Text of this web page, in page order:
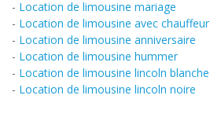
- Location de limousine mariage
- Location de limousine avec chauffeur
- Location de limousine anniversaire
- Location de limousine hummer
- Location de limousine lincoln blanche
- Location de limousine lincoln noire